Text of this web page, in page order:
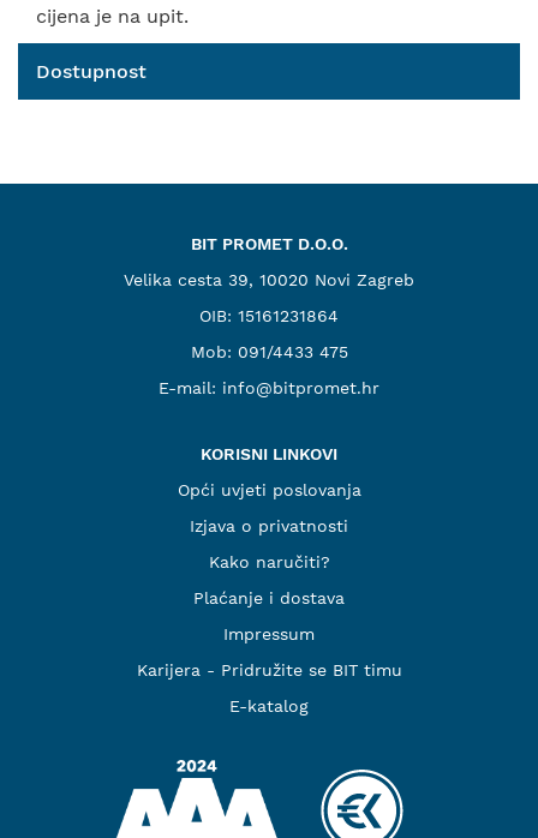
cijena je na upit.
Dostupnost
BIT PROMET D.O.O.
Velika cesta 39, 10020 Novi Zagreb
OIB: 15161231864
Mob: 091/4433 475
E-mail: info@bitpromet.hr
KORISNI LINKOVI
Opći uvjeti poslovanja
Izjava o privatnosti
Kako naručiti?
Plaćanje i dostava
Impressum
Karijera - Pridružite se BIT timu
E-katalog